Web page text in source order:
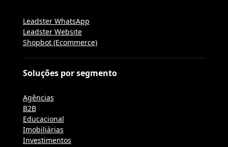
Leadster WhatsApp
Leadster Website
Shopbot (Ecommerce)
Soluções por segmento
Agências
B2B
Educacional
Imobiliárias
Investimentos